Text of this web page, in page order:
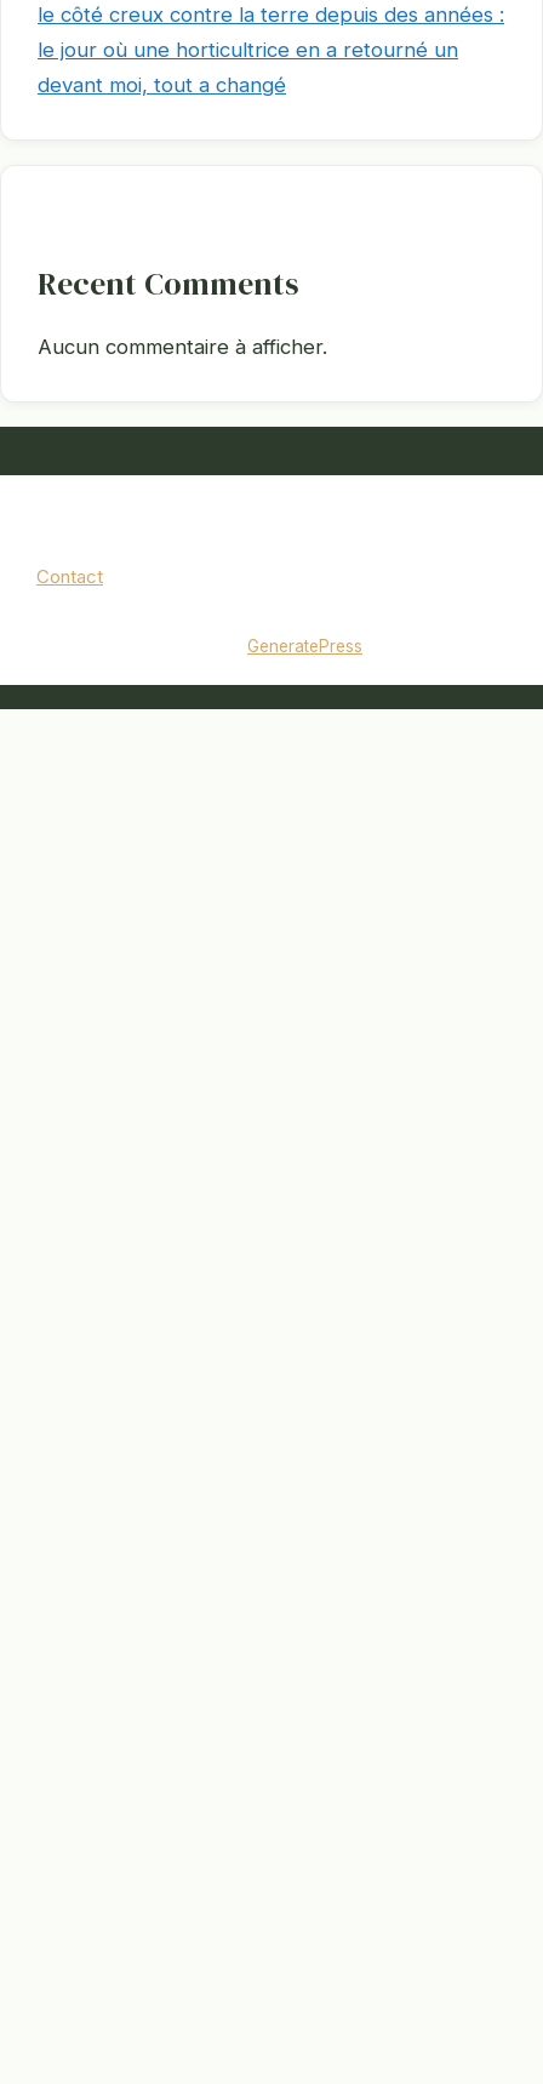
le côté creux contre la terre depuis des années :
le jour où une horticultrice en a retourné un
devant moi, tout a changé
Recent Comments
Aucun commentaire à afficher.
Contact
GeneratePress